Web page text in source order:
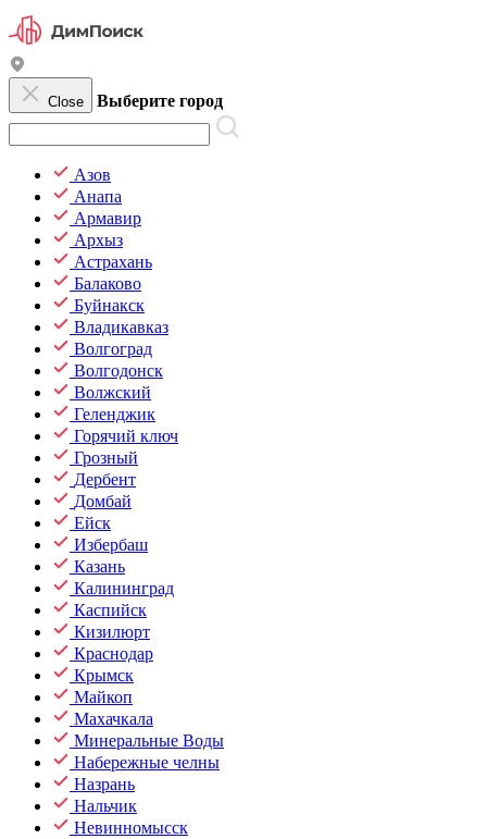
Close Выберите город
Азов
Анапа
Армавир
Архыз
Астрахань
Балаково
Буйнакск
Владикавказ
Волгоград
Волгодонск
Волжский
Геленджик
Горячий ключ
Грозный
Дербент
Домбай
Ейск
Избербаш
Казань
Калининград
Каспийск
Кизилюрт
Краснодар
Крымск
Майкоп
Махачкала
Минеральные Воды
Набережные челны
Назрань
Нальчик
Невинномысск